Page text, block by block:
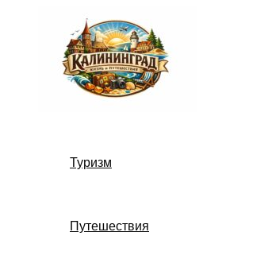
содержимому
Туризм
Путешествия